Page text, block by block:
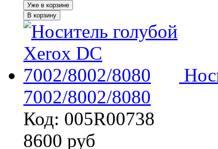
Уже в корзине
В корзину
7002/8002/8080
Код: 005R00738
8600 руб